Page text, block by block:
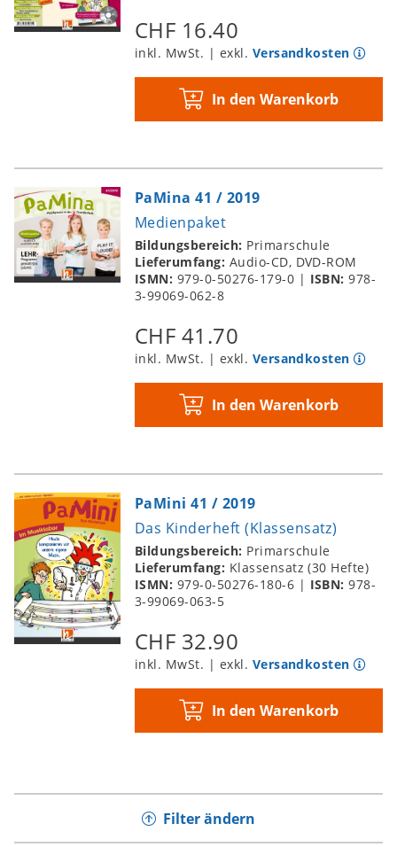
CHF 16.40
inkl. MwSt. | exkl. Versandkosten
In den Warenkorb
PaMina 41 / 2019
Medienpaket
Bildungsbereich: Primarschule
Lieferumfang: Audio-CD, DVD-ROM
ISMN: 979-0-50276-179-0 | ISBN:978-
3-99069-062-8
CHF 41.70
inkl. MwSt. | exkl. Versandkosten
In den Warenkorb
PaMini 41 / 2019
Das Kinderheft (Klassensatz)
Bildungsbereich: Primarschule
Lieferumfang: Klassensatz (30 Hefte)
ISMN: 979-0-50276-180-6 | ISBN:978-
3-99069-063-5
CHF 32.90
inkl. MwSt. | exkl. Versandkosten
In den Warenkorb
Filter ändern